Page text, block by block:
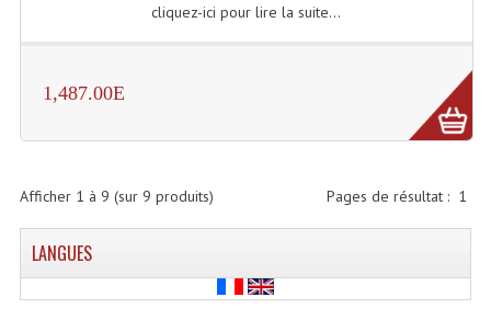
Projecteurs Leds
Projecteurs Traditionnels
Projecteurs Cycliodes
Projecteurs Par : 16 À 64 Et Autres
cliquez-ici pour lire la suite...
1,487.00E
Pages de résultat : 1
Afficher 1 à 9 (sur 9 produits)
LANGUES